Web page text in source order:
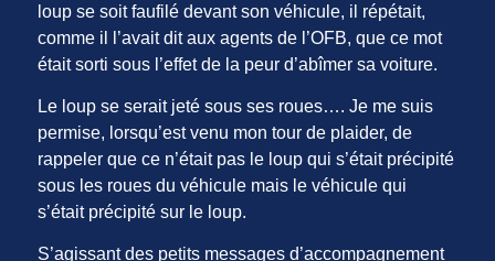
loup se soit faufilé devant son véhicule, il répétait,
comme il l’avait dit aux agents de l’OFB, que ce mot
était sorti sous l’effet de la peur d’abîmer sa voiture.
Le loup se serait jeté sous ses roues…. Je me suis
permise, lorsqu’est venu mon tour de plaider, de
rappeler que ce n’était pas le loup qui s’était précipité
sous les roues du véhicule mais le véhicule qui
s’était précipité sur le loup.
S’agissant des petits messages d’accompagnement